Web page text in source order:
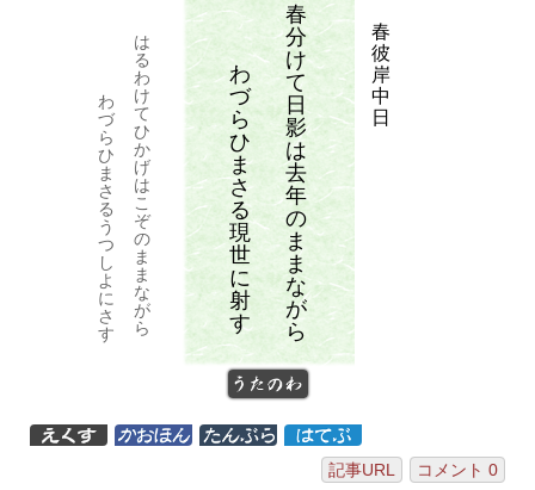
春
彼
岸
中
日
春
分
け
て
日
影
は
去
年
の
ま
ま
な
が
ら
わ
づ
ら
ひ
ま
さ
る
現
世
に
射
す
は
る
わ
け
て
ひ
か
げ
は
こ
ぞ
の
ま
ま
な
が
ら
わ
づ
ら
ひ
ま
さ
る
う
つ
し
よ
に
さ
す
うたのわ
記事URL
コメント 0